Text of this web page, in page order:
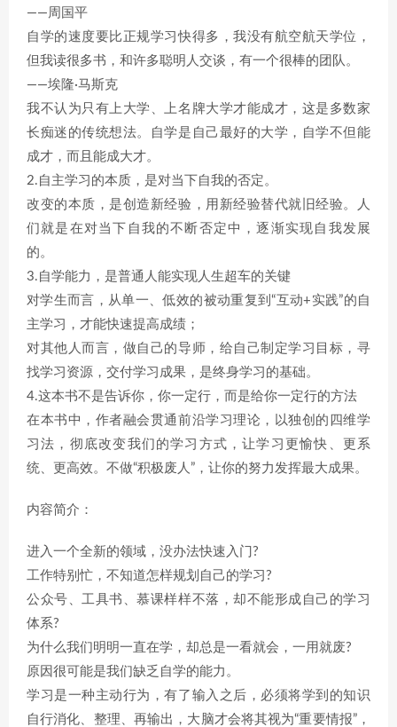
——周国平
自学的速度要比正规学习快得多，我没有航空航天学位，
但我读很多书，和许多聪明人交谈，有一个很棒的团队。
——埃隆·马斯克
我不认为只有上大学、上名牌大学才能成才，这是多数家
长痴迷的传统想法。自学是自己最好的大学，自学不但能
成才，而且能成大才。
2.自主学习的本质，是对当下自我的否定。
改变的本质，是创造新经验，用新经验替代就旧经验。人
们就是在对当下自我的不断否定中，逐渐实现自我发展
的。
3.自学能力，是普通人能实现人生超车的关键
对学生而言，从单一、低效的被动重复到“互动+实践”的自
主学习，才能快速提高成绩；
对其他人而言，做自己的导师，给自己制定学习目标，寻
找学习资源，交付学习成果，是终身学习的基础。
4.这本书不是告诉你，你一定行，而是给你一定行的方法
在本书中，作者融会贯通前沿学习理论，以独创的四维学
习法，彻底改变我们的学习方式，让学习更愉快、更系
统、更高效。不做“积极废人”，让你的努力发挥最大成果。
内容简介：
进入一个全新的领域，没办法快速入门?
工作特别忙，不知道怎样规划自己的学习?
公众号、工具书、慕课样样不落，却不能形成自己的学习
体系?
为什么我们明明一直在学，却总是一看就会，一用就废?
原因很可能是我们缺乏自学的能力。
学习是一种主动行为，有了输入之后，必须将学到的知识
自行消化、整理、再输出，大脑才会将其视为“重要情报”，